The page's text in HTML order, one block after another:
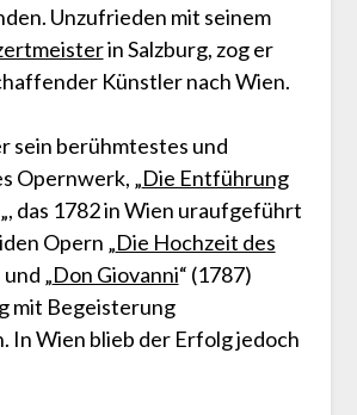
Unzufrieden mit seinem
in Salzburg, zog er
Künstler nach Wien.
sein berühmtestes und
Opernwerk, „Die Entführung
„, das 1782 in Wien uraufgeführt
Opern „Die Hochzeit des
„Don Giovanni“ (1787)
mit Begeisterung
In Wien blieb der Erfolg jedoch